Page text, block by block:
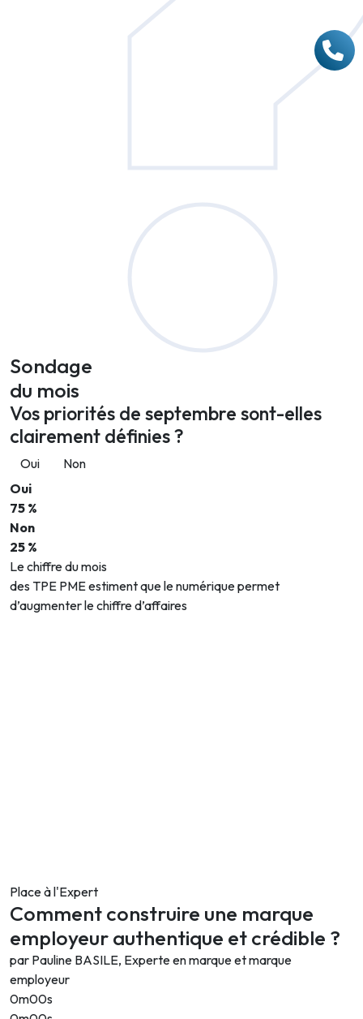
Sondage
du mois
Vos priorités de septembre sont-elles
clairement définies ?
Oui
Non
Oui
75 %
Non
25 %
Le chiffre du mois
des TPE PME estiment que le numérique permet
d’augmenter le chiffre d’affaires
Place à l'Expert
Comment construire une marque
employeur authentique et crédible ?
par Pauline BASILE, Experte en marque et marque
employeur
0m00s